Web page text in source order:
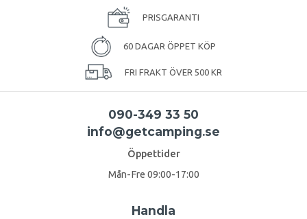
PRISGARANTI
60 DAGAR ÖPPET KÖP
FRI FRAKT ÖVER 500 KR
090-349 33 50
info@getcamping.se
Öppettider
Mån-Fre 09:00-17:00
Handla